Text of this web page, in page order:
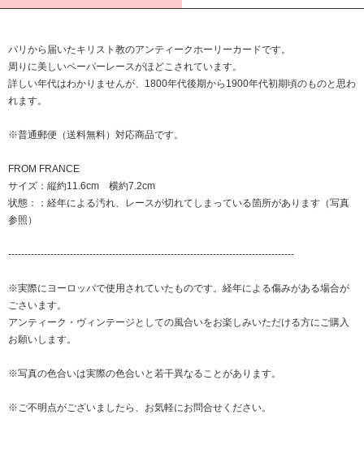
パリから届いたキリスト教のアンティークホーリーカードです。
周りに美しいペーパーレースがほどこされています。
詳しい年代はわかりませんが、1800年代後期から1900年代初期頃のものと思わ
れます。
※普通郵便（送料無料）対応商品です。
FROM FRANCE
サイズ：縦約11.6cm 横約7.2cm
状態：：経年による汚れ、レースが切れてしまっている箇所があります（写真
参照）
----------------------------------------------------------------------------------------
※実際にヨーロッパで使用されていたものです。経年による傷みがある場合が
ごさいます。
アンティーク・ヴィンテージとしての風合いをお楽しみいただける方にご購入
お願いします。
※写真の色合いは実際の色合いと若干異なることがあります。
※ご不明点がございましたら、お気軽にお問合せください。